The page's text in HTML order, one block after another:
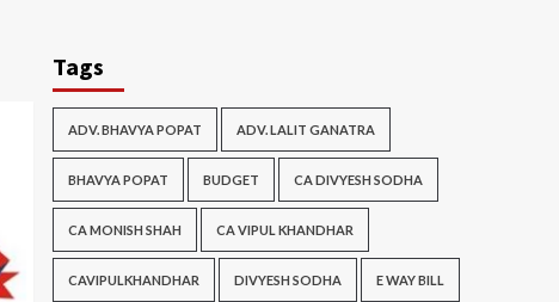
Tags
ADV. BHAVYA POPAT ADV. LALIT GANATRA
BHAVYA POPAT BUDGET CA DIVYESH SODHA
CA MONISH SHAH CA VIPUL KHANDHAR
CAVIPULKHANDHAR DIVYESH SODHA E WAY BILL